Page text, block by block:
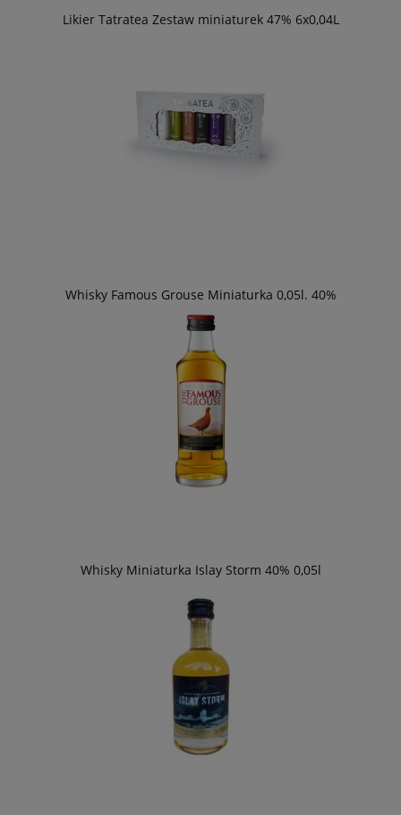
Likier Tatratea Zestaw miniaturek 47% 6x0,04L
Whisky Famous Grouse Miniaturka 0,05l. 40%
Whisky Miniaturka Islay Storm 40% 0,05l